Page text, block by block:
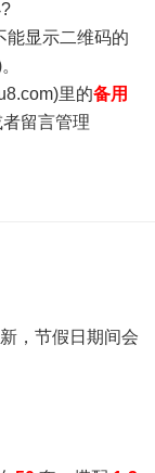
能显示二维码的
里的备用
留言管理
，节假日期间会